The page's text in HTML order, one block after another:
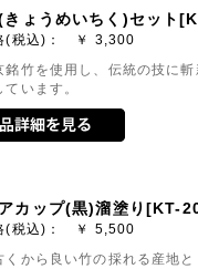
きょうめいちく)セット
(税込)： ￥ 3,300
銘竹を使用し、伝統の技に
ています。
カップ(黒)溜塗り[KT-
(税込)： ￥ 5,500
くから良い竹の採れる産地